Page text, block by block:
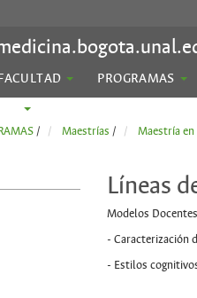
PROGRAMAS
/ Maestrías / Maestría en
Líneas
Modelos
- Caracterización
- Estilos